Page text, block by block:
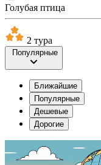
Голубая птица
2 тура
Популярные
Ближайшие
Популярные
Дешевые
Дорогие